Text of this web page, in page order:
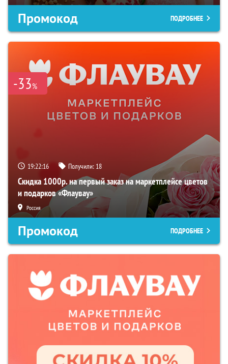
Промокод ПОДРОБНЕЕ
-33%
19:22:15 Получили: 18
Скидка 1000р. на первый заказ на маркетплейсе цветов
и подарков «Флаувау»
Россия
Промокод ПОДРОБНЕЕ